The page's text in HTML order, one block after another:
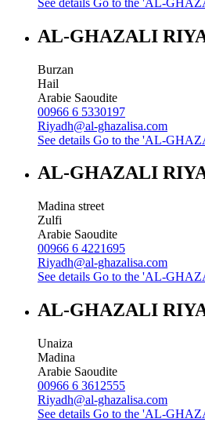
AL-GHAZALI
Burzan
Hail
Arabie Saoudite
00966 6 5330197
Riyadh@al-ghazalisa.com
See details Go to the 'AL-
AL-GHAZALI
Madina street
Zulfi
Arabie Saoudite
00966 6 4221695
Riyadh@al-ghazalisa.com
See details Go to the 'AL-
AL-GHAZALI
Unaiza
Madina
Arabie Saoudite
00966 6 3612555
Riyadh@al-ghazalisa.com
See details Go to the 'AL-